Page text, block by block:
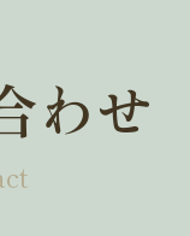
わせ